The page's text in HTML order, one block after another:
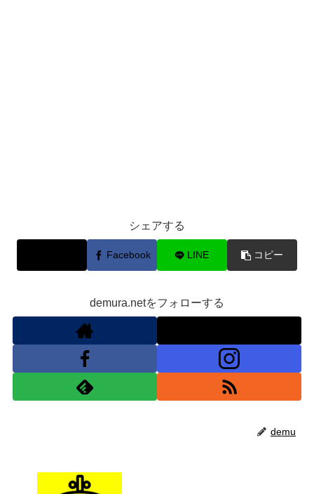
シェアする
Facebook LINE コピー
demura.netをフォローする
demu